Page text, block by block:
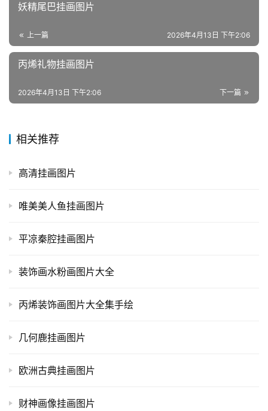
妖精尾巴挂画图片
上一篇 2026年4月13日 下午2:06
丙烯礼物挂画图片
下一篇
2026年4月13日 下午2:06
相关推荐
高清挂画图片
唯美美人鱼挂画图片
平凉秦腔挂画图片
装饰画水粉画图片大全
丙烯装饰画图片大全集手绘
几何鹿挂画图片
欧洲古典挂画图片
财神画像挂画图片